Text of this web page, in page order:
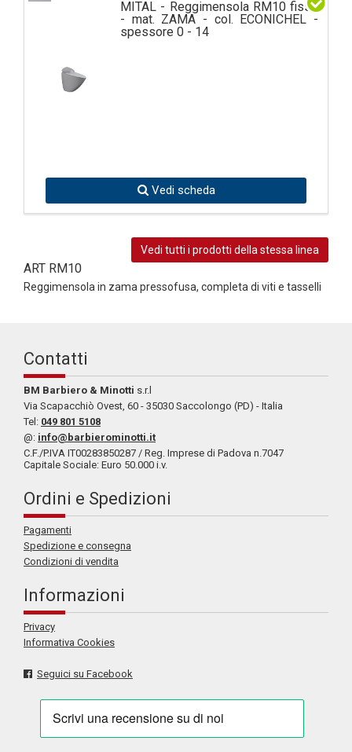
MITAL - Reggimensola RM10 fisso
- mat. ZAMA - col. ECONICHEL -
spessore 0 - 14
Vedi scheda
Vedi tutti i prodotti della stessa linea
ART RM10
Reggimensola in zama pressofusa, completa di viti e tasselli
Contatti
BM Barbiero & Minotti s.r.l
Via Scapacchiò Ovest, 60 - 35030 Saccolongo (PD) - Italia
Tel: 049 801 5108
@: info@barbierominotti.it
C.F./P.IVA IT00283850287 / Reg. Imprese di Padova n.7047
Capitale Sociale: Euro 50.000 i.v.
Ordini e Spedizioni
Pagamenti
Spedizione e consegna
Condizioni di vendita
Informazioni
Privacy
Informativa Cookies
Seguici su Facebook